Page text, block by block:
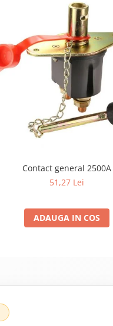
Contact general 2500A
51,27 Lei
ADAUGA IN COS